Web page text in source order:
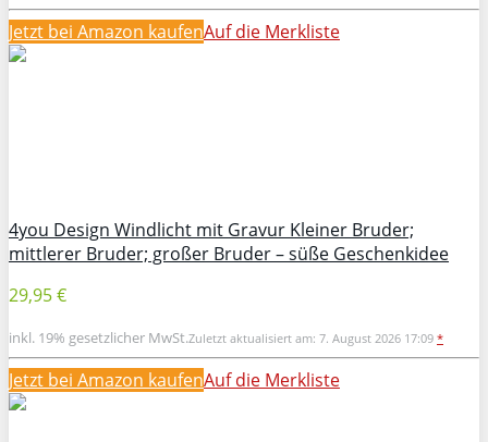
Jetzt bei Amazon kaufenAuf die Merkliste
4you Design Windlicht mit Gravur Kleiner Bruder;
mittlerer Bruder; großer Bruder – süße Geschenkidee
29,95 €
inkl. 19% gesetzlicher MwSt.Zuletzt aktualisiert am: 7. August 2026 17:09 *
Jetzt bei Amazon kaufenAuf die Merkliste